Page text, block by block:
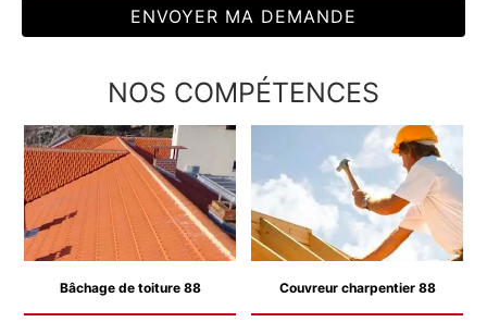
NOS COMPÉTENCES
Bâchage de toiture 88 Couvreur charpentier 88